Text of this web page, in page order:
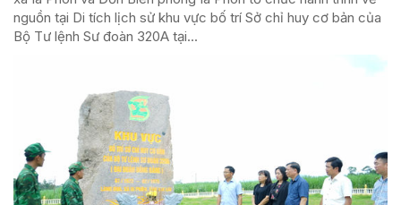
nguồn tại Di tích lịch sử khu vực bố trí Sở chỉ huy cơ bản của
Bộ Tư lệnh Sư đoàn 320A tại...